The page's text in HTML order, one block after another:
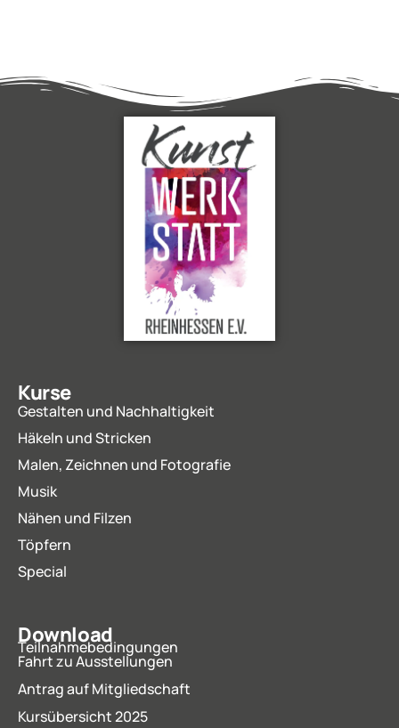
Kurse
Gestalten und Nachhaltigkeit
Häkeln und Stricken
Malen, Zeichnen und Fotografie
Musik
Nähen und Filzen
Töpfern
Special
Download
Teilnahmebedingungen
Fahrt zu Ausstellungen
Antrag auf Mitgliedschaft
Kursübersicht 2025